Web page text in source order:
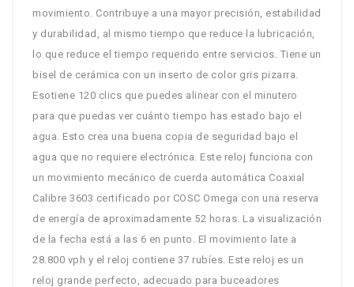
movimiento. Contribuye a una mayor precisión, estabilidad
y durabilidad, al mismo tiempo que reduce la lubricación,
lo que reduce el tiempo requerido entre servicios. Tiene un
bisel de cerámica con un inserto de color gris pizarra.
Esotiene 120 clics que puedes alinear con el minutero
para que puedas ver cuánto tiempo has estado bajo el
agua. Esto crea una buena copia de seguridad bajo el
agua que no requiere electrónica. Este reloj funciona con
un movimiento mecánico de cuerda automática Coaxial
Calibre 3603 certificado por COSC Omega con una reserva
de energía de aproximadamente 52 horas. La visualización
de la fecha está a las 6 en punto. El movimiento late a
28.800 vph y el reloj contiene 37 rubíes. Este reloj es un
reloj grande perfecto, adecuado para buceadores